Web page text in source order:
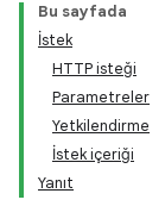
Bu sayfada
İstek
HTTP isteği
Parametreler
Yetkilendirme
İstek içeriği
Yanıt